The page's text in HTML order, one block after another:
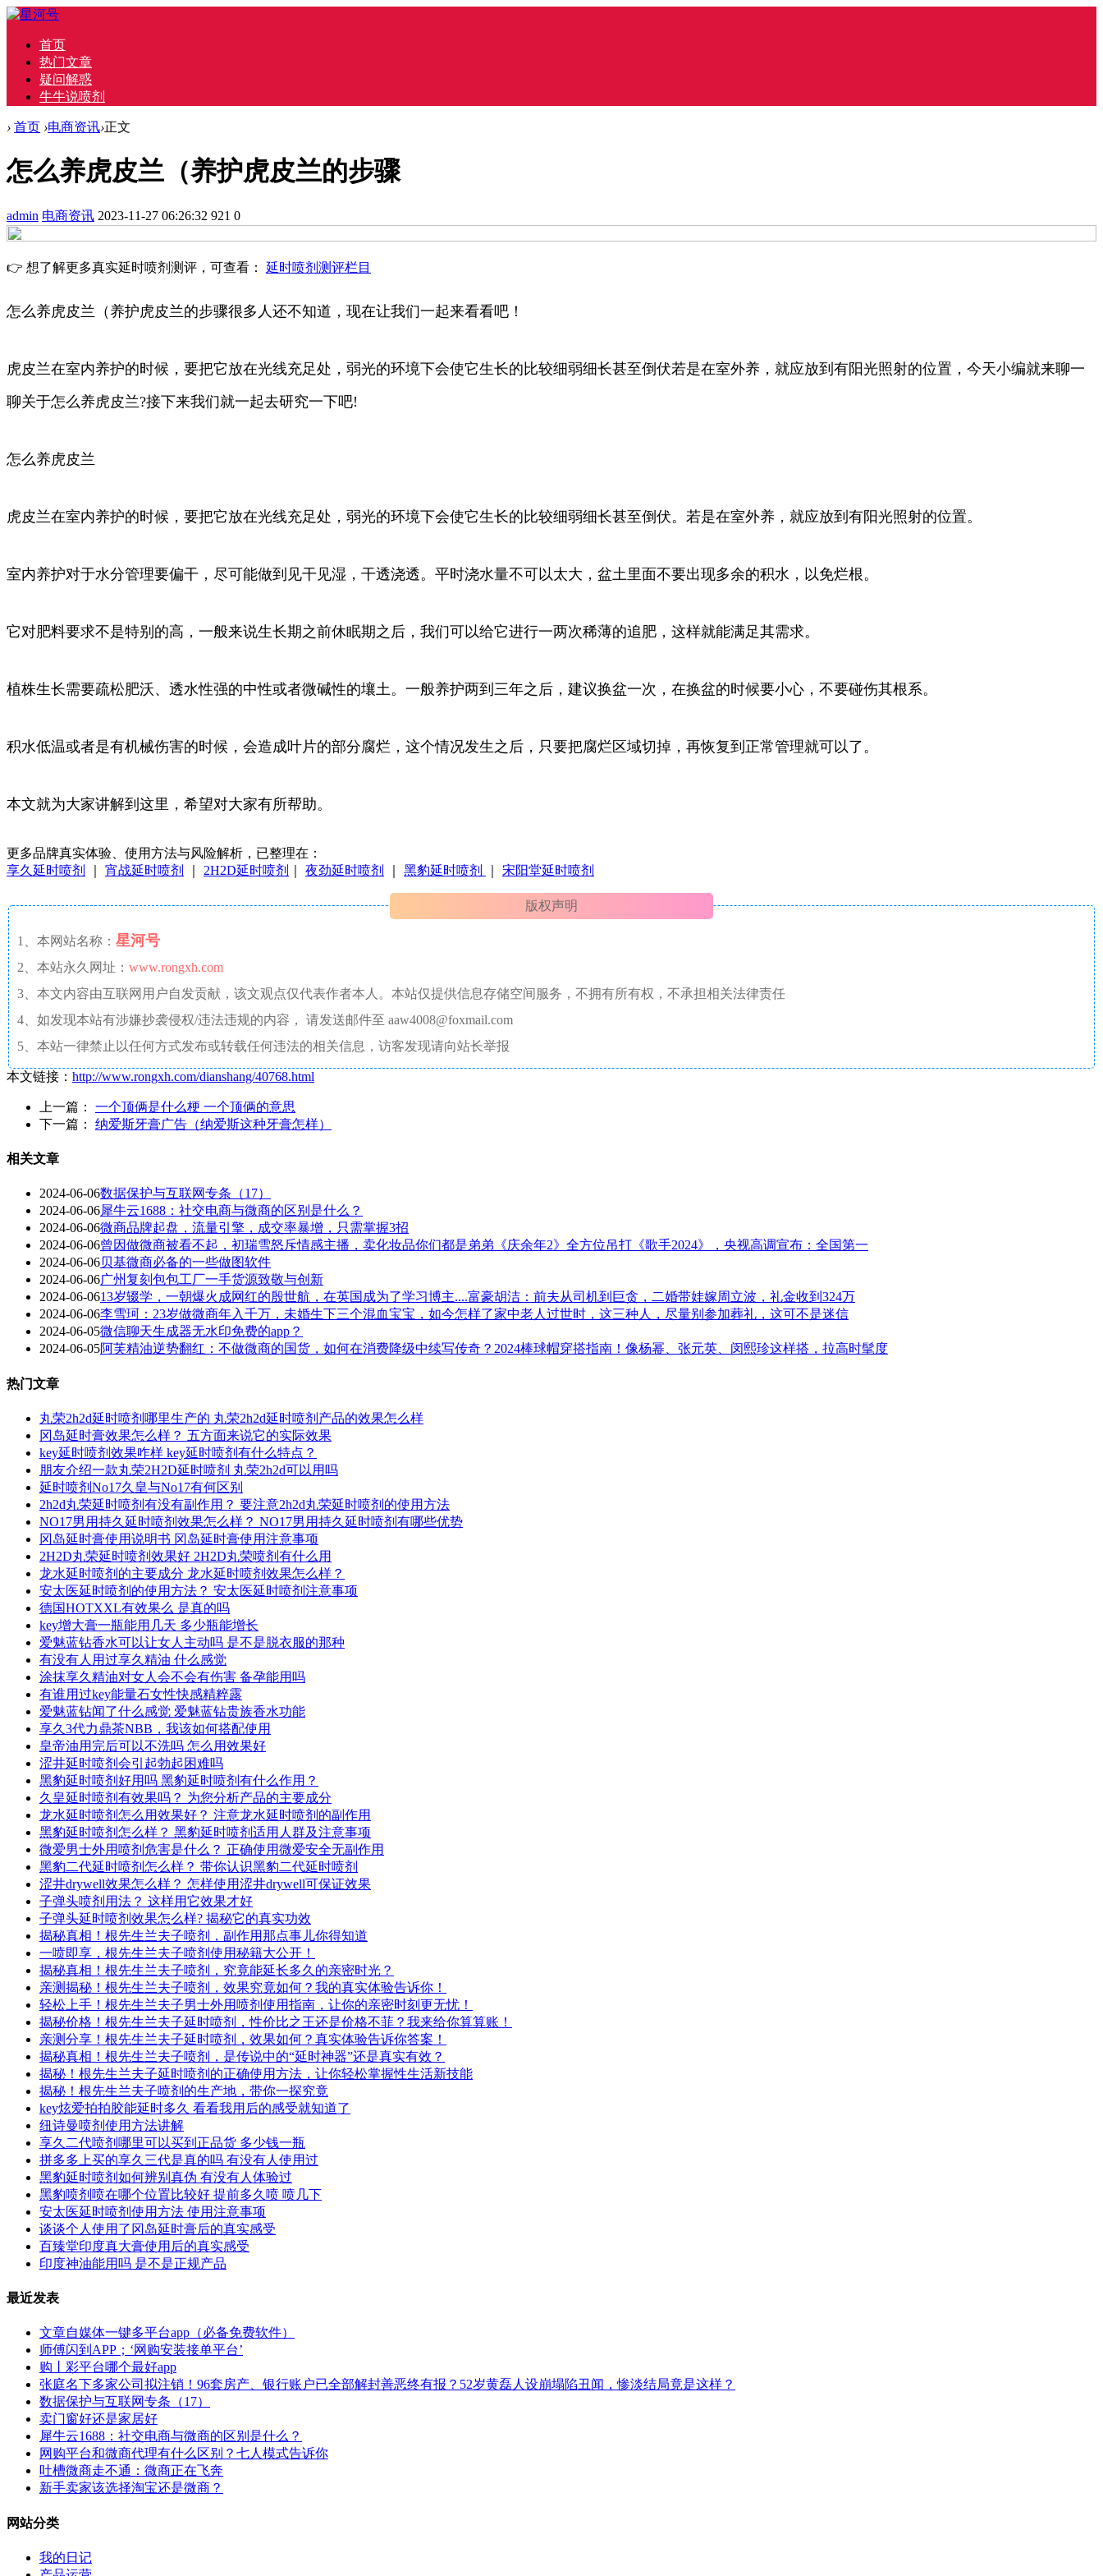
首页
热门文章
疑问解惑
牛牛说喷剂
› 首页 ›电商资讯›正文
怎么养虎皮兰（养护虎皮兰的步骤
admin 电商资讯 2023-11-27 06:26:32 921 0
👉 想了解更多真实延时喷剂测评，可查看： 延时喷剂测评栏目
怎么养虎皮兰（养护虎皮兰的步骤很多人还不知道，现在让我们一起来看看吧！
虎皮兰在室内养护的时候，要把它放在光线充足处，弱光的环境下会使它生长的比较细弱细长甚至倒伏若是在室外养，就应放到有阳光照射的位置，今天小编就来聊一
聊关于怎么养虎皮兰?接下来我们就一起去研究一下吧!
怎么养虎皮兰
虎皮兰在室内养护的时候，要把它放在光线充足处，弱光的环境下会使它生长的比较细弱细长甚至倒伏。若是在室外养，就应放到有阳光照射的位置。
室内养护对于水分管理要偏干，尽可能做到见干见湿，干透浇透。平时浇水量不可以太大，盆土里面不要出现多余的积水，以免烂根。
它对肥料要求不是特别的高，一般来说生长期之前休眠期之后，我们可以给它进行一两次稀薄的追肥，这样就能满足其需求。
植株生长需要疏松肥沃、透水性强的中性或者微碱性的壤土。一般养护两到三年之后，建议换盆一次，在换盆的时候要小心，不要碰伤其根系。
积水低温或者是有机械伤害的时候，会造成叶片的部分腐烂，这个情况发生之后，只要把腐烂区域切掉，再恢复到正常管理就可以了。
本文就为大家讲解到这里，希望对大家有所帮助。
更多品牌真实体验、使用方法与风险解析，已整理在：
享久延时喷剂
宵战延时喷剂 2H2D延时喷剂 夜劲延时喷剂 黑豹延时喷剂 宋阳堂延时喷剂
版权声明
1、本网站名称： 星河号
2、本站永久网址： www.rongxh.com
3、本文内容由互联网用户自发贡献，该文观点仅代表作者本人。本站仅提供信息存储空间服务，不拥有所有权，不承担相关法律责任
4、如发现本站有涉嫌抄袭侵权/违法违规的内容， 请发送邮件至 aaw4008@foxmail.com
5、本站一律禁止以任何方式发布或转载任何违法的相关信息，访客发现请向站长举报
本文链接： http://www.rongxh.com/dianshang/40768.html
上一篇： 一个顶俩是什么梗 一个顶俩的意思
下一篇： 纳爱斯牙膏广告（纳爱斯这种牙膏怎样）
相关文章
2024-06-06数据保护与互联网专条（17）
2024-06-06犀牛云1688：社交电商与微商的区别是什么？
2024-06-06微商品牌起盘，流量引擎，成交率暴增，只需掌握3招
2024-06-06曾因做微商被看不起，初瑞雪怒斥情感主播，卖化妆品你们都是弟弟《庆余年2》全方位吊打《歌手2024》，央视高调宣布：全国第一
2024-06-06贝基微商必备的一些做图软件
2024-06-06广州复刻包包工厂一手货源致敬与创新
2024-06-0613岁辍学，一朝爆火成网红的殷世航，在英国成为了学习博主....富豪胡洁：前夫从司机到巨贪，二婚带娃嫁周立波，礼金收到324万
2024-06-06李雪珂：23岁做微商年入千万，未婚生下三个混血宝宝，如今怎样了家中老人过世时，这三种人，尽量别参加葬礼，这可不是迷信
2024-06-05微信聊天生成器无水印免费的app？
2024-06-05阿芙精油逆势翻红：不做微商的国货，如何在消费降级中续写传奇？2024棒球帽穿搭指南！像杨幂、张元英、闵熙珍这样搭，拉高时髦度
热门文章
丸荣2h2d延时喷剂哪里生产的 丸荣2h2d延时喷剂产品的效果怎么样
冈岛延时膏效果怎么样？ 五方面来说它的实际效果
key延时喷剂效果咋样 key延时喷剂有什么特点？
朋友介绍一款丸荣2H2D延时喷剂 丸荣2h2d可以用吗
延时喷剂No17久皇与No17有何区别
2h2d丸荣延时喷剂有没有副作用？ 要注意2h2d丸荣延时喷剂的使用方法
NO17男用持久延时喷剂效果怎么样？ NO17男用持久延时喷剂有哪些优势
冈岛延时膏使用说明书 冈岛延时膏使用注意事项
2H2D丸荣延时喷剂效果好 2H2D丸荣喷剂有什么用
龙水延时喷剂的主要成分 龙水延时喷剂效果怎么样？
安太医延时喷剂的使用方法？ 安太医延时喷剂注意事项
德国HOTXXL有效果么 是真的吗
key增大膏一瓶能用几天 多少瓶能增长
爱魅蓝钻香水可以让女人主动吗 是不是脱衣服的那种
有没有人用过享久精油 什么感觉
涂抹享久精油对女人会不会有伤害 备孕能用吗
有谁用过key能量石女性快感精粹露
爱魅蓝钻闻了什么感觉 爱魅蓝钻贵族香水功能
享久3代力鼎茶NBB，我该如何搭配使用
皇帝油用完后可以不洗吗 怎么用效果好
涩井延时喷剂会引起勃起困难吗
黑豹延时喷剂好用吗 黑豹延时喷剂有什么作用？
久皇延时喷剂有效果吗？ 为您分析产品的主要成分
龙水延时喷剂怎么用效果好？ 注意龙水延时喷剂的副作用
黑豹延时喷剂怎么样？ 黑豹延时喷剂适用人群及注意事项
微爱男士外用喷剂危害是什么？ 正确使用微爱安全无副作用
黑豹二代延时喷剂怎么样？ 带你认识黑豹二代延时喷剂
涩井drywell效果怎么样？ 怎样使用涩井drywell可保证效果
子弹头喷剂用法？ 这样用它效果才好
子弹头延时喷剂效果怎么样? 揭秘它的真实功效
揭秘真相！根先生兰夫子喷剂，副作用那点事儿你得知道
一喷即享，根先生兰夫子喷剂使用秘籍大公开！
揭秘真相！根先生兰夫子喷剂，究竟能延长多久的亲密时光？
亲测揭秘！根先生兰夫子喷剂，效果究竟如何？我的真实体验告诉你！
轻松上手！根先生兰夫子男士外用喷剂使用指南，让你的亲密时刻更无忧！
揭秘价格！根先生兰夫子延时喷剂，性价比之王还是价格不菲？我来给你算算账！
亲测分享！根先生兰夫子延时喷剂，效果如何？真实体验告诉你答案！
揭秘真相！根先生兰夫子喷剂，是传说中的“延时神器”还是真实有效？
揭秘！根先生兰夫子延时喷剂的正确使用方法，让你轻松掌握性生活新技能
揭秘！根先生兰夫子喷剂的生产地，带你一探究竟
key炫爱拍拍胶能延时多久 看看我用后的感受就知道了
纽诗曼喷剂使用方法讲解
享久二代喷剂哪里可以买到正品货 多少钱一瓶
拼多多上买的享久三代是真的吗 有没有人使用过
黑豹延时喷剂如何辨别真伪 有没有人体验过
黑豹喷剂喷在哪个位置比较好 提前多久喷 喷几下
安太医延时喷剂使用方法 使用注意事项
谈谈个人使用了冈岛延时膏后的真实感受
百臻堂印度真大膏使用后的真实感受
印度神油能用吗 是不是正规产品
最近发表
文章自媒体一键多平台app（必备免费软件）
师傅闪到APP；‘网购安装接单平台’
购丨彩平台哪个最好app
张庭名下多家公司拟注销！96套房产、银行账户已全部解封善恶终有报？52岁黄磊人设崩塌陷丑闻，惨淡结局竟是这样？
数据保护与互联网专条（17）
卖门窗好还是家居好
犀牛云1688：社交电商与微商的区别是什么？
网购平台和微商代理有什么区别？七人模式告诉你
吐槽微商走不通：微商正在飞奔
新手卖家该选择淘宝还是微商？
网站分类
我的日记